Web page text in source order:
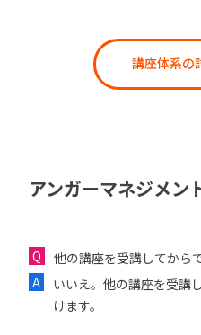
講座体系の
アンガーマネジメン
他の講座を受講してから
いいえ。他の講座を受講
けます。